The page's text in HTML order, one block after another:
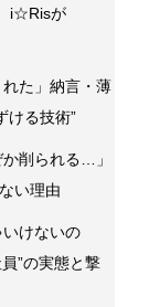
i☆Risが
れた」納言・薄
ける技術”
削られる…」
い理由
いけないの
”の実態と撃